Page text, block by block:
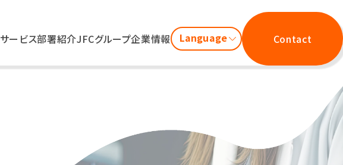
サービス部署紹介JFCグループ企業情報 Language Contact